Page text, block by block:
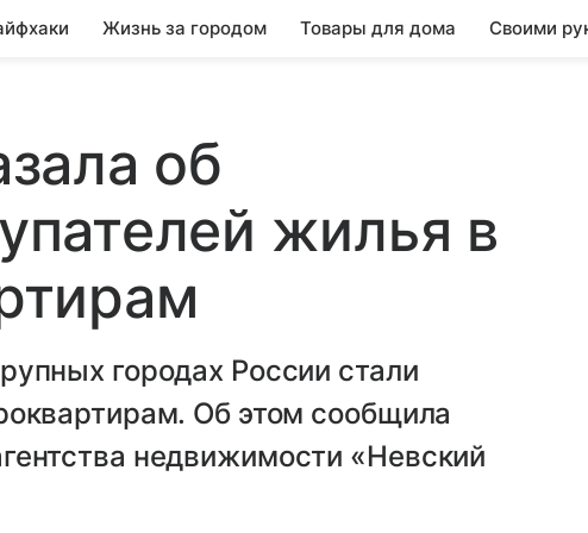
Жизнь за городом Товары для дома Своими
об
жилья в
городах России стали
Об этом сообщила
недвижимости «Невский